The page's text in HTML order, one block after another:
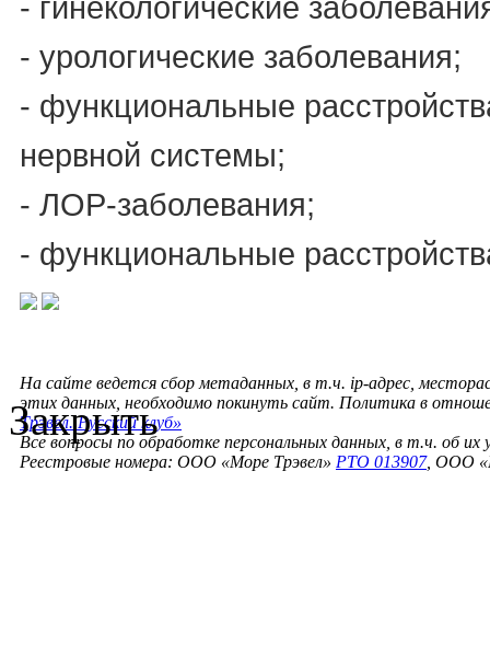
- гинекологические
- урологические заболевания;
- функциональные
нервной системы;
- ЛОР-заболевания;
- функциональные
На сайте ведется сбор метаданных, в т.ч. ip-адрес,
этих данных, необходимо покинуть сайт. Политика в
Трэвел. Русский клуб»
Все вопросы по обработке персональных данных, в т.ч. об их
Реестровые номера: ООО «Море Трэвел» РТО 013907, ООО
Закрыть